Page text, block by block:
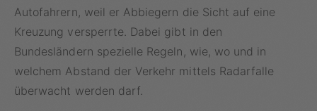
Autofahrern, weil er Abbiegern die Sicht auf eine
Kreuzung versperrte. Dabei gibt in den
Bundesländern spezielle Regeln, wie, wo und in
welchem Abstand der Verkehr mittels Radarfalle
überwacht werden darf.